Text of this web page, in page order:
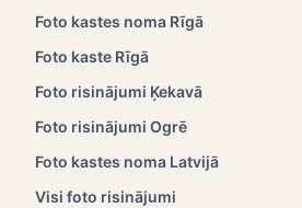
Foto kastes noma Rīgā
Foto kaste Rīgā
Foto risinājumi Ķekavā
Foto risinājumi Ogrē
Foto kastes noma Latvijā
Visi foto risinājumi